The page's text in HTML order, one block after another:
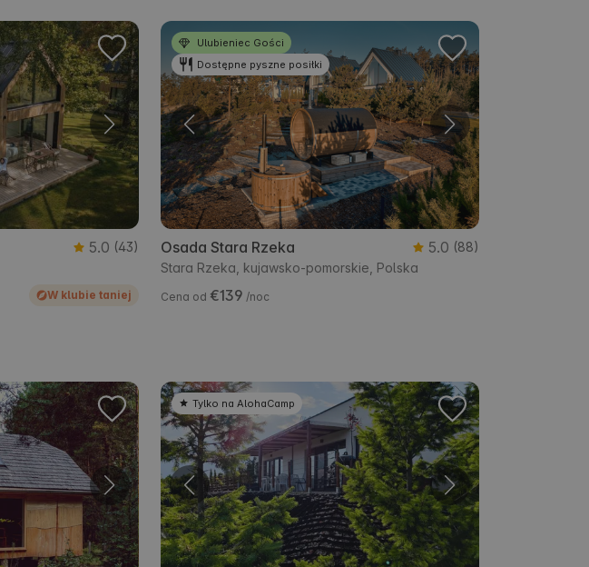
5.0 (43)
W klubie taniej
Ulubieniec Gości
Dostępne pyszne posiłki
Osada Stara Rzeka 5.0 (88)
Stara Rzeka, kujawsko-pomorskie, Polska
Cena od €139 /noc
Tylko na AlohaCamp